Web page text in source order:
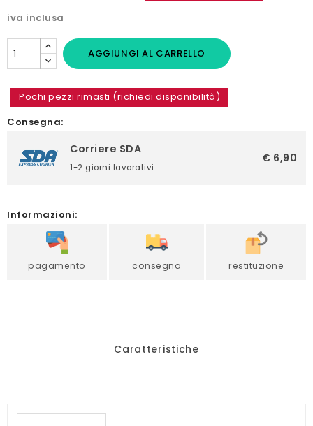
iva inclusa
AGGIUNGI AL CARRELLO
Pochi pezzi rimasti (richiedi disponibilità)
Consegna:
Corriere SDA
1-2 giorni lavorativi
€ 6,90
Informazioni:
pagamento consegna restituzione
Caratteristiche